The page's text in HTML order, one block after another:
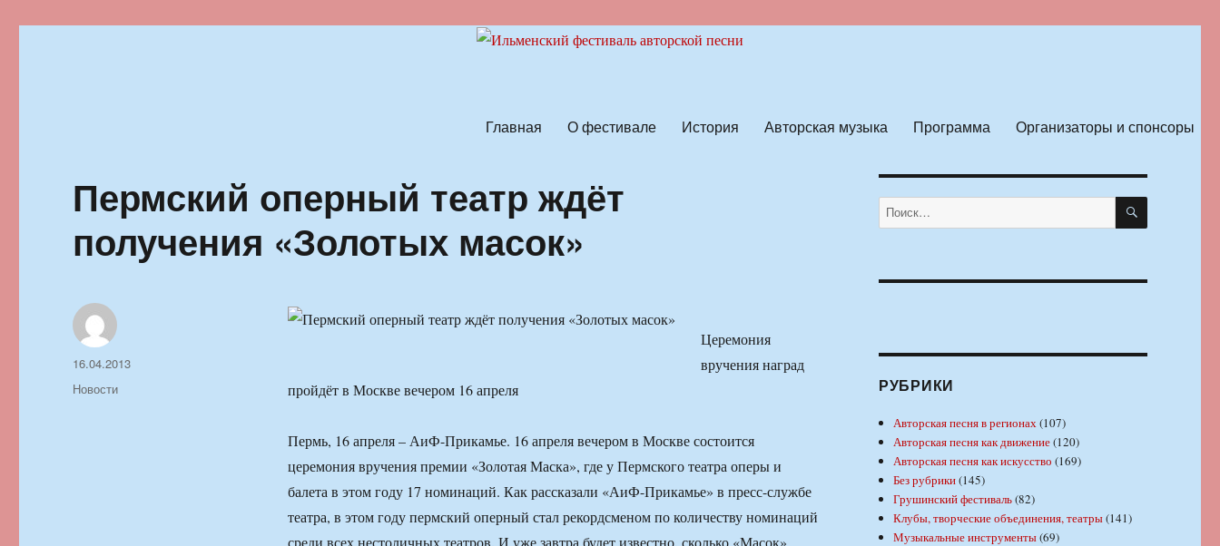
Главная О фестивале История Авторская музыка Программа Организаторы и спонсоры
Пермский оперный театр ждёт
получения «Золотых масок»
Церемония
вручения наград
пройдёт в Москве вечером 16 апреля
Пермь, 16 апреля – АиФ-Прикамье. 16 апреля вечером в Москве состоится
церемония вручения премии «Золотая Маска», где у Пермского театра оперы и
балета в этом году 17 номинаций. Как рассказали «АиФ-Прикамье» в пресс-службе
театра, в этом году пермский оперный стал рекордсменом по количеству номинаций
Автор
Опубликовано
16.04.2013
Рубрики
Новости
Искать: ПОИСК
РУБРИКИ
Авторская песня в регионах(107)
Авторская песня как движение(120)
Авторская песня как искусство (169)
Без рубрики(145)
Грушинский фестиваль(82)
Клубы, творческие объединения, театры(141)
Музыкальные инструменты(69)